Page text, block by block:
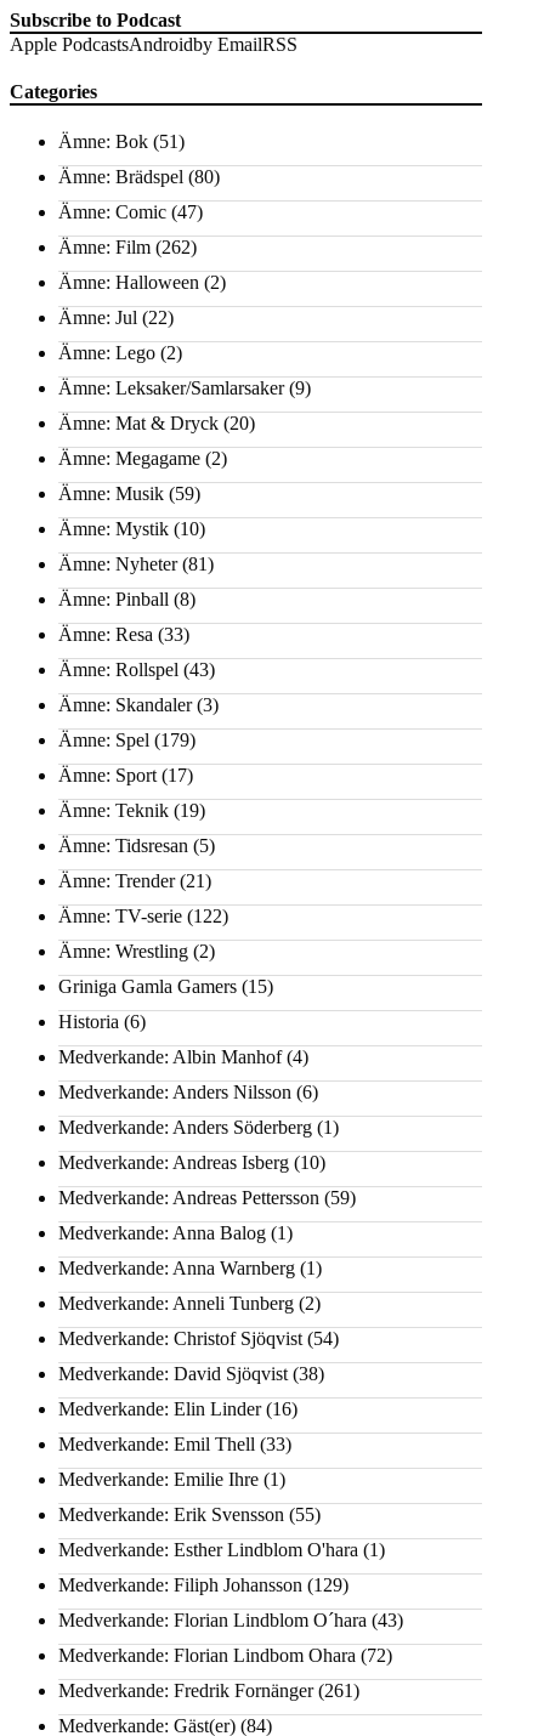
Subscribe to Podcast
Apple PodcastsAndroidby EmailRSS
Categories
Ämne: Bok (51)
Ämne: Brädspel (80)
Ämne: Comic (47)
Ämne: Film (262)
Ämne: Halloween (2)
Ämne: Jul (22)
Ämne: Lego (2)
Ämne: Leksaker/Samlarsaker(9)
Ämne: Mat & Dryck (20)
Ämne: Megagame (2)
Ämne: Musik (59)
Ämne: Mystik (10)
Ämne: Nyheter(81)
Ämne: Pinball (8)
Ämne: Resa (33)
Ämne: Rollspel (43)
Ämne: Skandaler(3)
Ämne: Spel (179)
Ämne: Sport (17)
Ämne: Teknik (19)
Ämne: Tidsresan (5)
Ämne: Trender(21)
Ämne: TV-serie (122)
Ämne: Wrestling (2)
Griniga Gamla Gamers (15)
Historia (6)
Medverkande: Albin Manhof(4)
Medverkande: Anders Nilsson (6)
Medverkande: Anders Söderberg (1)
Medverkande: Andreas Isberg (10)
Medverkande: Andreas Pettersson (59)
Medverkande: Anna Balog (1)
Medverkande: Anna Warnberg (1)
Medverkande: Anneli Tunberg (2)
Medverkande: Christof Sjöqvist (54)
Medverkande: David Sjöqvist (38)
Medverkande: Elin Linder(16)
Medverkande: Emil Thell (33)
Medverkande: Emilie Ihre (1)
Medverkande: Erik Svensson (55)
Medverkande: Esther Lindblom O'hara (1)
Medverkande: Filiph Johansson (129)
Medverkande: Florian Lindblom O´hara (43)
Medverkande: Florian Lindbom Ohara (72)
Medverkande: Fredrik Fornänger(261)
Medverkande: Gäst(er) (84)